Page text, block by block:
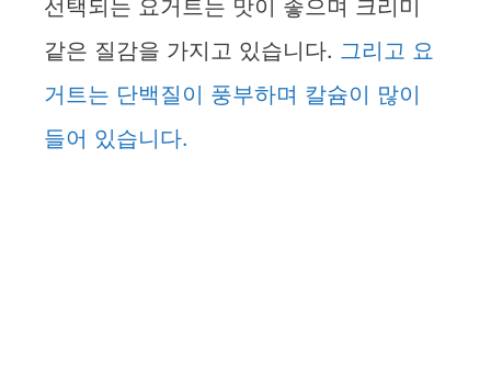
선택되는 요거트는 맛이 좋으며 크리미
같은 질감을 가지고 있습니다. 그리고 요
거트는 단백질이 풍부하며 칼슘이 많이
들어 있습니다.